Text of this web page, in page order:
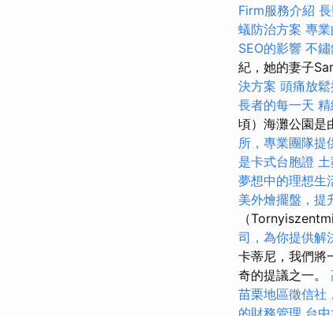
Firm服務介紹
蟻防治方案 專
SEO的影響 不
紀，她的妻子
決方案 頭痛放
長者的每一天
頃）海灘公園是
所，專業團隊提
是卡式台胞證
夢想中的理想生
美外燴擺盤，提
（
司，為你提供解
卡蒂尼，我們將
奇的提議之一。
苗栗地區徵信社
的財務管理 台